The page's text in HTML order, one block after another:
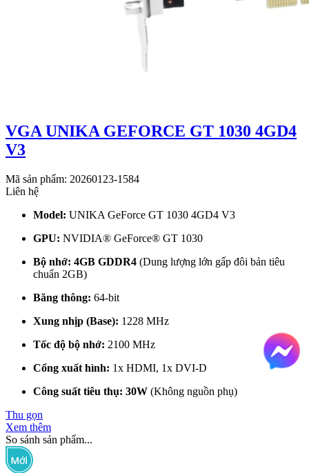
VGA UNIKA GEFORCE GT 1030 4GD4
V3
Mã sản phẩm: 20260123-1584
Liên hệ
Model: UNIKA GeForce GT 1030 4GD4 V3
GPU: NVIDIA® GeForce® GT 1030
Bộ nhớ: 4GB GDDR4 (Dung lượng lớn gấp đôi bản tiêu
chuẩn 2GB)
Băng thông: 64-bit
Xung nhịp (Base): 1228 MHz
Tốc độ bộ nhớ: 2100 MHz
Cổng xuất hình: 1x HDMI, 1x DVI-D
Công suất tiêu thụ: 30W (Không nguồn phụ)
Thu gọn
Xem thêm
So sánh sản phẩm...